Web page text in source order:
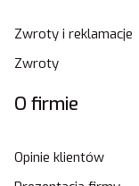
Zwroty i reklamacje
Zwroty
O firmie
Opinie klientów